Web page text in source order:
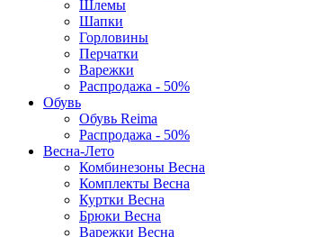
Шлемы
Шапки
Горловины
Перчатки
Варежки
Распродажа - 50%
Обувь
Обувь Reima
Распродажа - 50%
Весна-Лето
Комбинезоны Весна
Комплекты Весна
Куртки Весна
Брюки Весна
Варежки Весна